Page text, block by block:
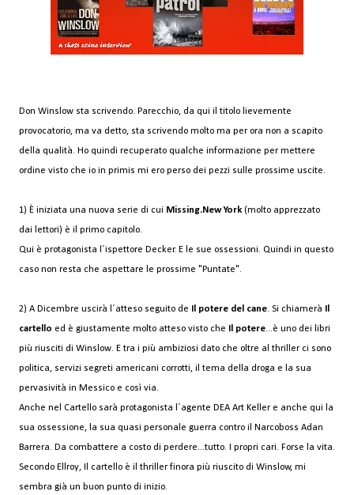
Don Winslow sta scrivendo. Parecchio, da qui il titolo lievemente
provocatorio, ma va detto, sta scrivendo molto ma per ora non a scapito
della qualità. Ho quindi recuperato qualche informazione per mettere
ordine visto che io in primis mi ero perso dei pezzi sulle prossime uscite.
1) È iniziata una nuova serie di cui Missing.New York (molto apprezzato
dai lettori) è il primo capitolo.
Qui è protagonista l´ispettore Decker. E le sue ossessioni. Quindi in questo
caso non resta che aspettare le prossime "Puntate".
2) A Dicembre uscirà l´atteso seguito de Il potere del cane. Si chiamerà
cartello ed è giustamente molto atteso visto che Il potere...è uno dei libri
più riusciti di Winslow. E tra i più ambiziosi dato che oltre al thriller ci sono
politica, servizi segreti americani corrotti, il tema della droga e la sua
pervasività in Messico e così via.
Anche nel Cartello sarà protagonista l´agente DEA Art Keller e anche qui la
sua ossessione, la sua quasi personale guerra contro il Narcoboss Adan
Barrera. Da combattere a costo di perdere...tutto. I propri cari. Forse la vita.
Secondo Ellroy, Il cartello è il thriller finora più riuscito di Winslow, mi
sembra già un buon punto di inizio.